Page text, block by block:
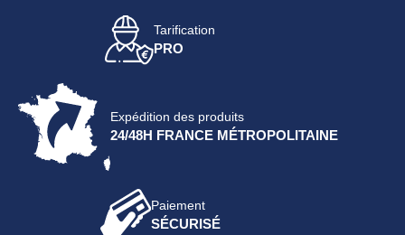
Tarification
PRO
Expédition des produits
24/48H FRANCE MÉTROPOLITAINE
Paiement
SÉCURISÉ